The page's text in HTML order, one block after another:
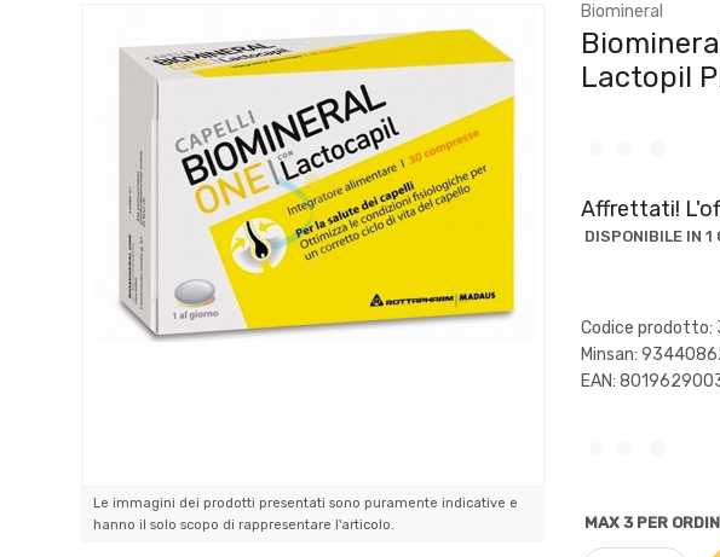
Le immagini dei prodotti presentati sono puramente indicative e
hanno il solo scopo di rappresentare l'articolo.
Biomineral
Lactopil
Affrettati!
DISPONIBILE IN 1
Codice prodotto:
Minsan:
EAN:
MAX 3 PER